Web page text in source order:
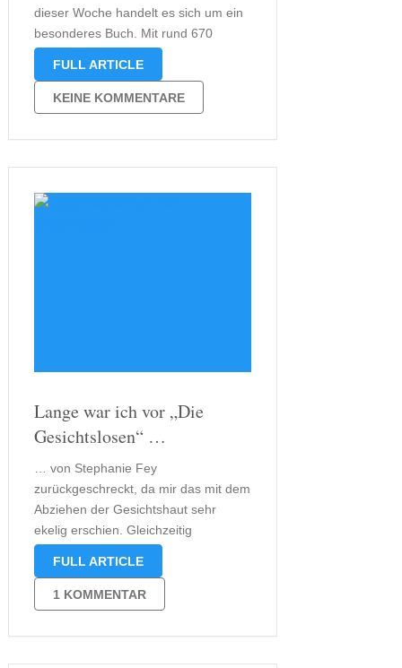
dieser Woche handelt es sich um ein
besonderes Buch. Mit rund 670
Seiten ist es ein Kaliber, bei dem ich
hinbekomme. Zu mal ich im
Moment …
FULL ARTICLE
KEINE KOMMENTARE
Lange war ich vor „Die
Gesichtslosen“ …
… von Stephanie Fey
zurückgeschreckt, da mir das mit dem
Abziehen der Gesichtshaut sehr
ekelig erschien. Gleichzeitig
interessierte mich das Buch eben aus
gewann es vor kurzem den Amazon
„Entdeckt“-Award und ich war wieder
neugierig. Ich kann es euch ja
FULL ARTICLE
1 KOMMENTAR